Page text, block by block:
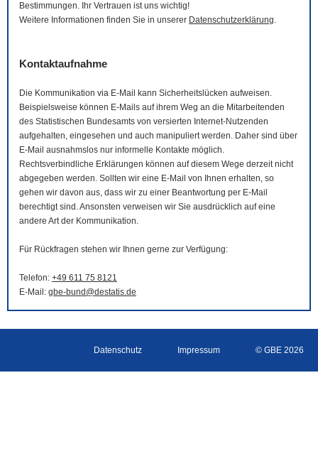
Bestimmungen. Ihr Vertrauen ist uns wichtig!
Weitere Informationen finden Sie in unserer Datenschutzerklärung.
Kontaktaufnahme
Die Kommunikation via E-Mail
kann Sicherheitslücken aufweisen.
Beispielsweise können E-Mails auf ihrem Weg an die Mitarbeitenden
des Statistischen Bundesamts von versierten Internet-Nutzenden
aufgehalten, eingesehen und auch manipuliert werden. Daher sind über
E-Mail ausnahmslos nur informelle Kontakte möglich.
Rechtsverbindliche Erklärungen können auf diesem Wege derzeit nicht
abgegeben werden. Sollten wir eine E-Mail von Ihnen erhalten, so
gehen wir davon aus, dass wir zu einer Beantwortung per E-Mail
berechtigt sind. Ansonsten verweisen wir Sie ausdrücklich auf eine
andere Art der Kommunikation.
Für Rückfragen stehen wir Ihnen gerne zur Verfügung:
Telefon: +49 611 75 8121
E-Mail : gbe-bund@destatis.de
Datenschutz Impressum © GBE 2026